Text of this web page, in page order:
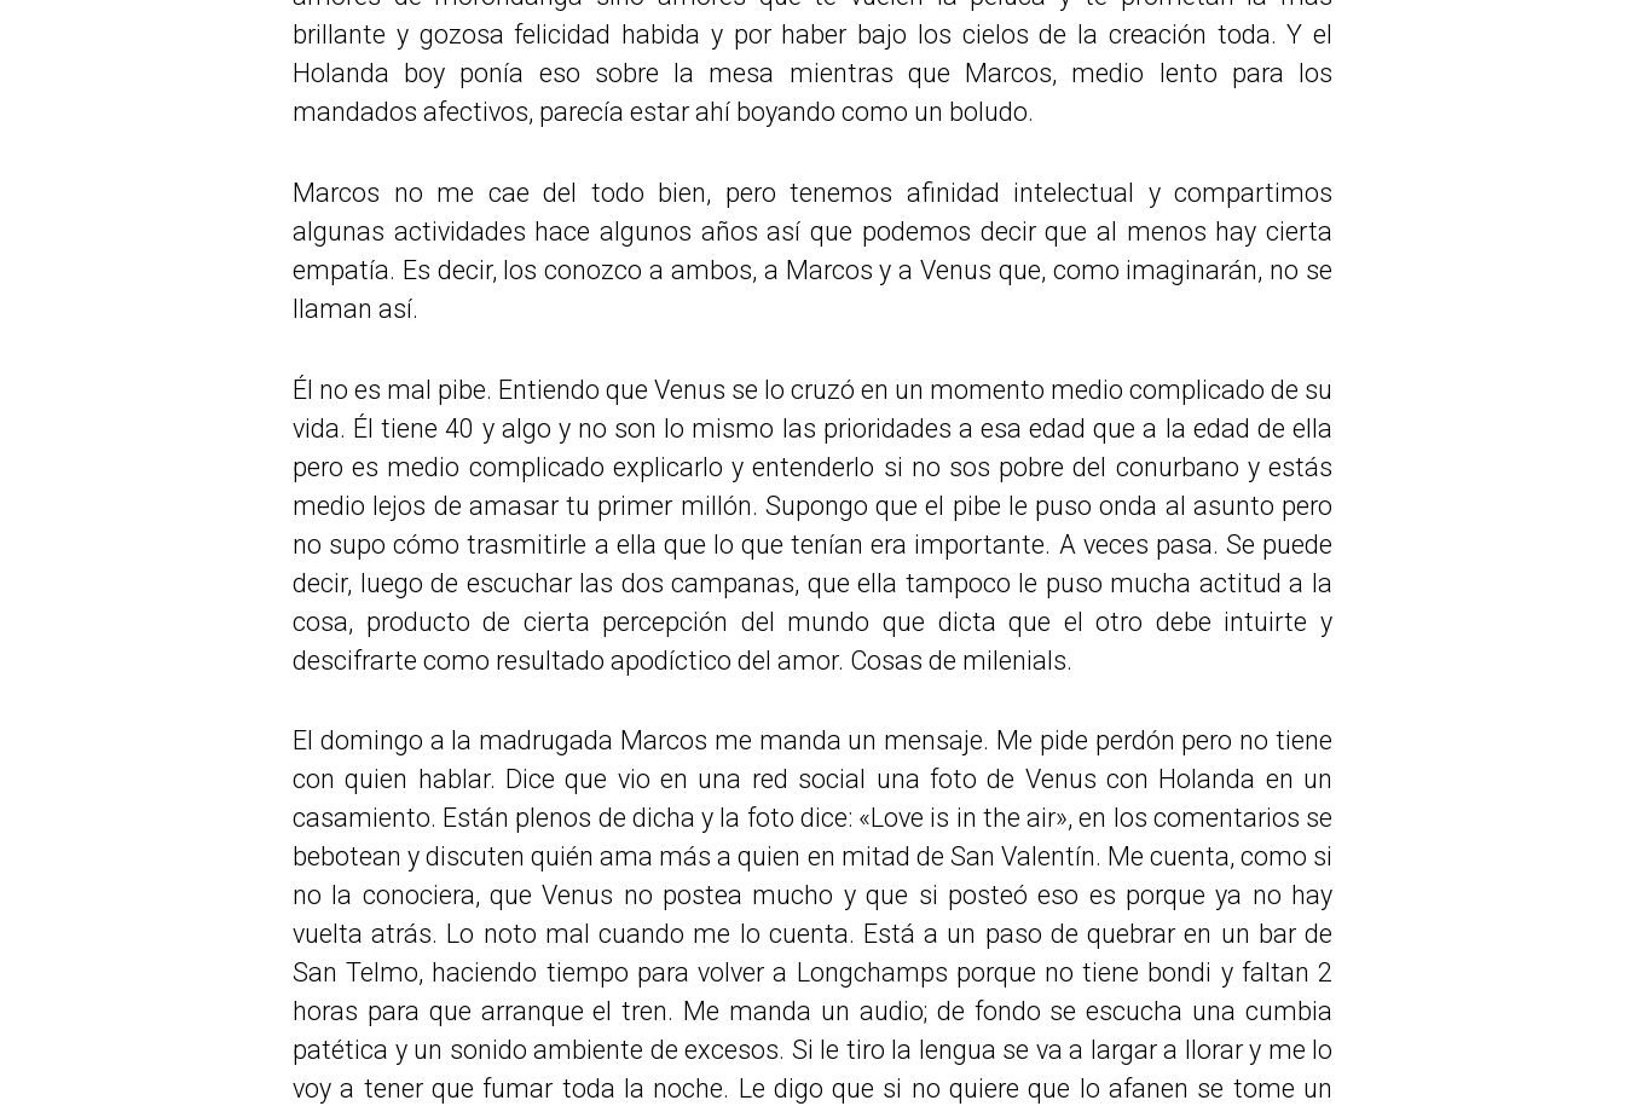
brillante y gozosa felicidad habida y por haber bajo los cielos de la creación toda. Y el
Holanda boy ponía eso sobre la mesa mientras que Marcos, medio lento para los
mandados afectivos, parecía estar ahí boyando como un boludo.
Marcos no me cae del todo bien, pero tenemos afinidad intelectual y compartimos
algunas actividades hace algunos años así que podemos decir que al menos hay cierta
empatía. Es decir, los conozco a ambos, a Marcos y a Venus que, como imaginarán, no se
llaman así.
Él no es mal pibe. Entiendo que Venus se lo cruzó en un momento medio complicado de su
vida. Él tiene 40 y algo y no son lo mismo las prioridades a esa edad que a la edad de ella
pero es medio complicado explicarlo y entenderlo si no sos pobre del conurbano y estás
medio lejos de amasar tu primer millón. Supongo que el pibe le puso onda al asunto pero
no supo cómo trasmitirle a ella que lo que tenían era importante. A veces pasa. Se puede
decir, luego de escuchar las dos campanas, que ella tampoco le puso mucha actitud a la
cosa, producto de cierta percepción del mundo que dicta que el otro debe intuirte y
descifrarte como resultado apodíctico del amor. Cosas de milenials.
El domingo a la madrugada Marcos me manda un mensaje. Me pide perdón pero no tiene
con quien hablar. Dice que vio en una red social una foto de Venus con Holanda en un
casamiento. Están plenos de dicha y la foto dice: «Love is in the air», en los comentarios se
bebotean y discuten quién ama más a quien en mitad de San Valentín. Me cuenta, como si
no la conociera, que Venus no postea mucho y que si posteó eso es porque ya no hay
vuelta atrás. Lo noto mal cuando me lo cuenta. Está a un paso de quebrar en un bar de
San Telmo, haciendo tiempo para volver a Longchamps porque no tiene bondi y faltan 2
horas para que arranque el tren. Me manda un audio; de fondo se escucha una cumbia
patética y un sonido ambiente de excesos. Si le tiro la lengua se va a largar a llorar y me lo
voy a tener que fumar toda la noche. Le digo que si no quiere que lo afanen se tome un